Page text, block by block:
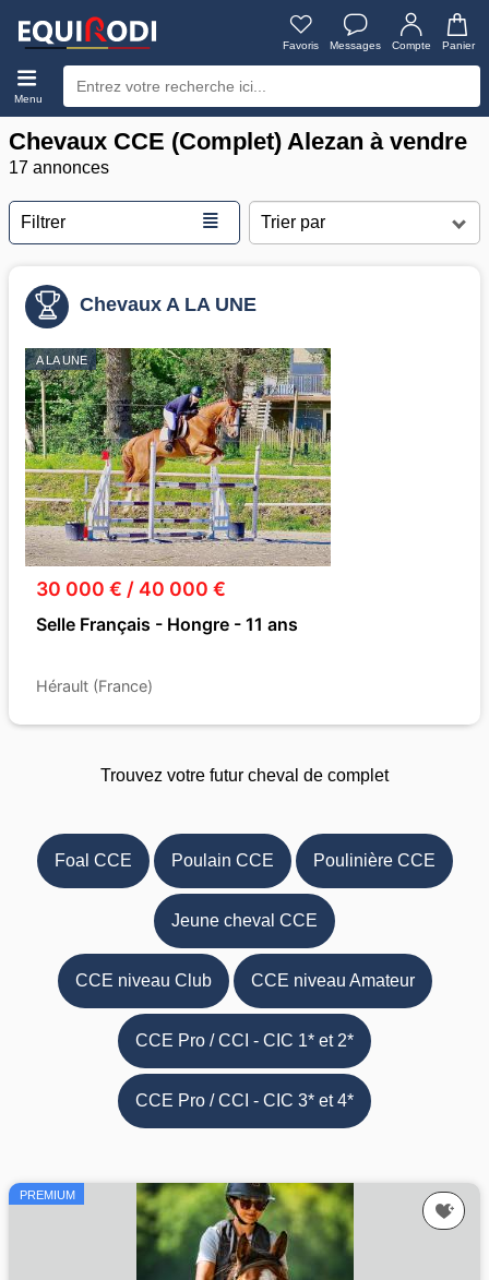
Favoris Messages Compte Panier
Menu
Chevaux CCE (Complet) Alezan à vendre
17 annonces
Filtrer ≣
Chevaux A LA UNE
A LA UNE
30 000 € / 40 000 €
Selle Français - Hongre - 11 ans
Hérault (France)
Trouvez votre futur cheval de complet
Foal CCE Poulain CCE Poulinière CCE
Jeune cheval CCE
CCE niveau Club CCE niveau Amateur
CCE Pro / CCI - CIC 1* et 2*
CCE Pro / CCI - CIC 3* et 4*
PREMIUM